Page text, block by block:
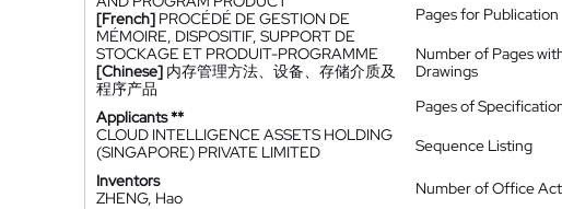
[French] PROCÉDÉ DE GESTION DE
MÉMOIRE, DISPOSITIF, SUPPORT DE
STOCKAGE ET PRODUIT-PROGRAMME
[Chinese] 内存管理方法、设备、存储介质及
程序产品
Applicants **
CLOUD INTELLIGENCE ASSETS HOLDING
(SINGAPORE) PRIVATE LIMITED
Inventors
ZHENG, Hao
Pages for Publication
Number of Pages
Drawings
Pages of
Sequence Listing
Number of Office